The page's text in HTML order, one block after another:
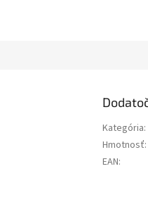
Kategória:
Hmotnosť:
EAN: